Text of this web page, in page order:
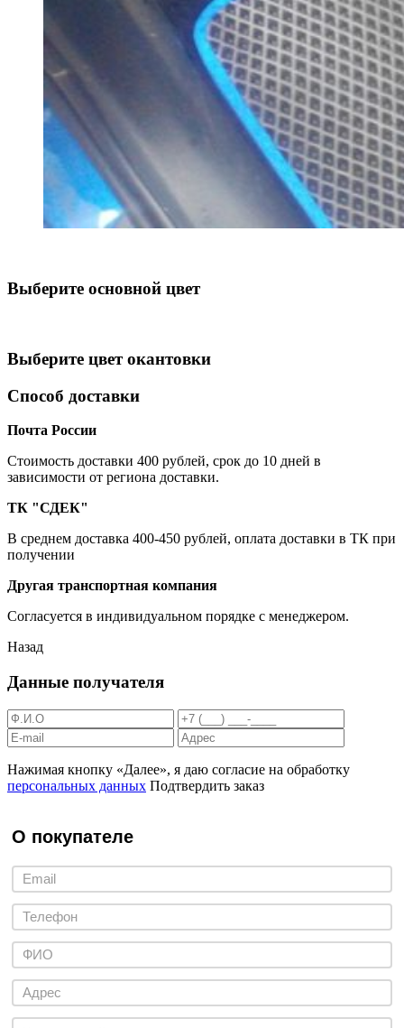
Выберите oсновной цвет
Выберите цвет окантовки
Способ доставки
Почта России
Cтоимость доставки 400 рублей, срок до 10 дней в
зависимости от региона доставки.
ТК "СДЕК"
В среднем доставка 400-450 рублей, оплата доставки в ТК при
получении
Другая транспортная компания
Согласуется в индивидуальном порядке с менеджером.
Назад
Данные получателя
Нажимая кнопку «Далее», я даю согласие на обработку
персональных данных Подтвердить заказ
О покупателе